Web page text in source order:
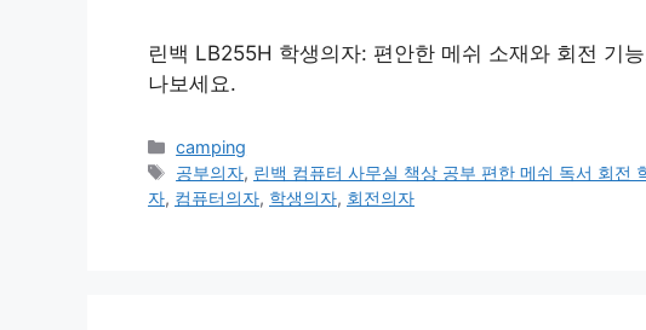
린백 LB255H 학생의자: 편안한 메쉬 소재와 회전 기
나보세요.
카
테
고
camping
태
그
공부의자, 린백 컴퓨터 사무실 책상 공부 편한 메쉬 독서 회전
자, 컴퓨터의자, 학생의자, 회전의자